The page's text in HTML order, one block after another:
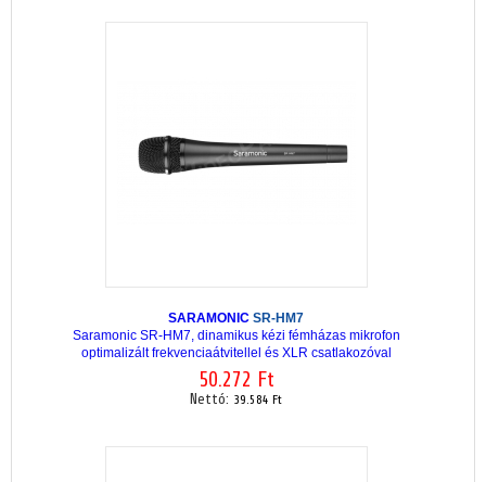
SARAMONIC SR-HM7
Saramonic SR-HM7, dinamikus kézi fémházas mikrofon
optimalizált frekvenciaátvitellel és XLR csatlakozóval
50.272 Ft
Nettó: 39.584 Ft